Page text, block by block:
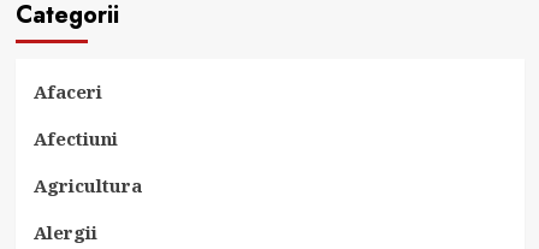
Categorii
Afaceri
Afectiuni
Agricultura
Alergii